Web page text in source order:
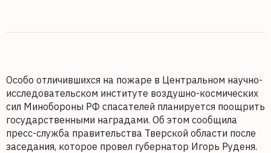
Особо отличившихся на пожаре в Центральном научно-
исследовательском институте воздушно-космических
сил Минобороны РФ спасателей планируется поощрить
государственными наградами. Об этом сообщила
пресс-служба правительства Тверской области после
заседания, которое провел губернатор Игорь Руденя.